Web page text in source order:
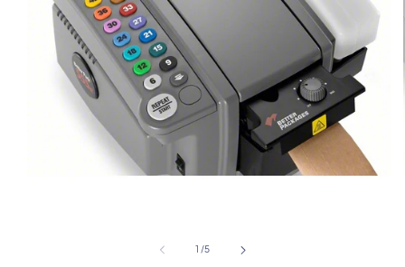
1 /de
5